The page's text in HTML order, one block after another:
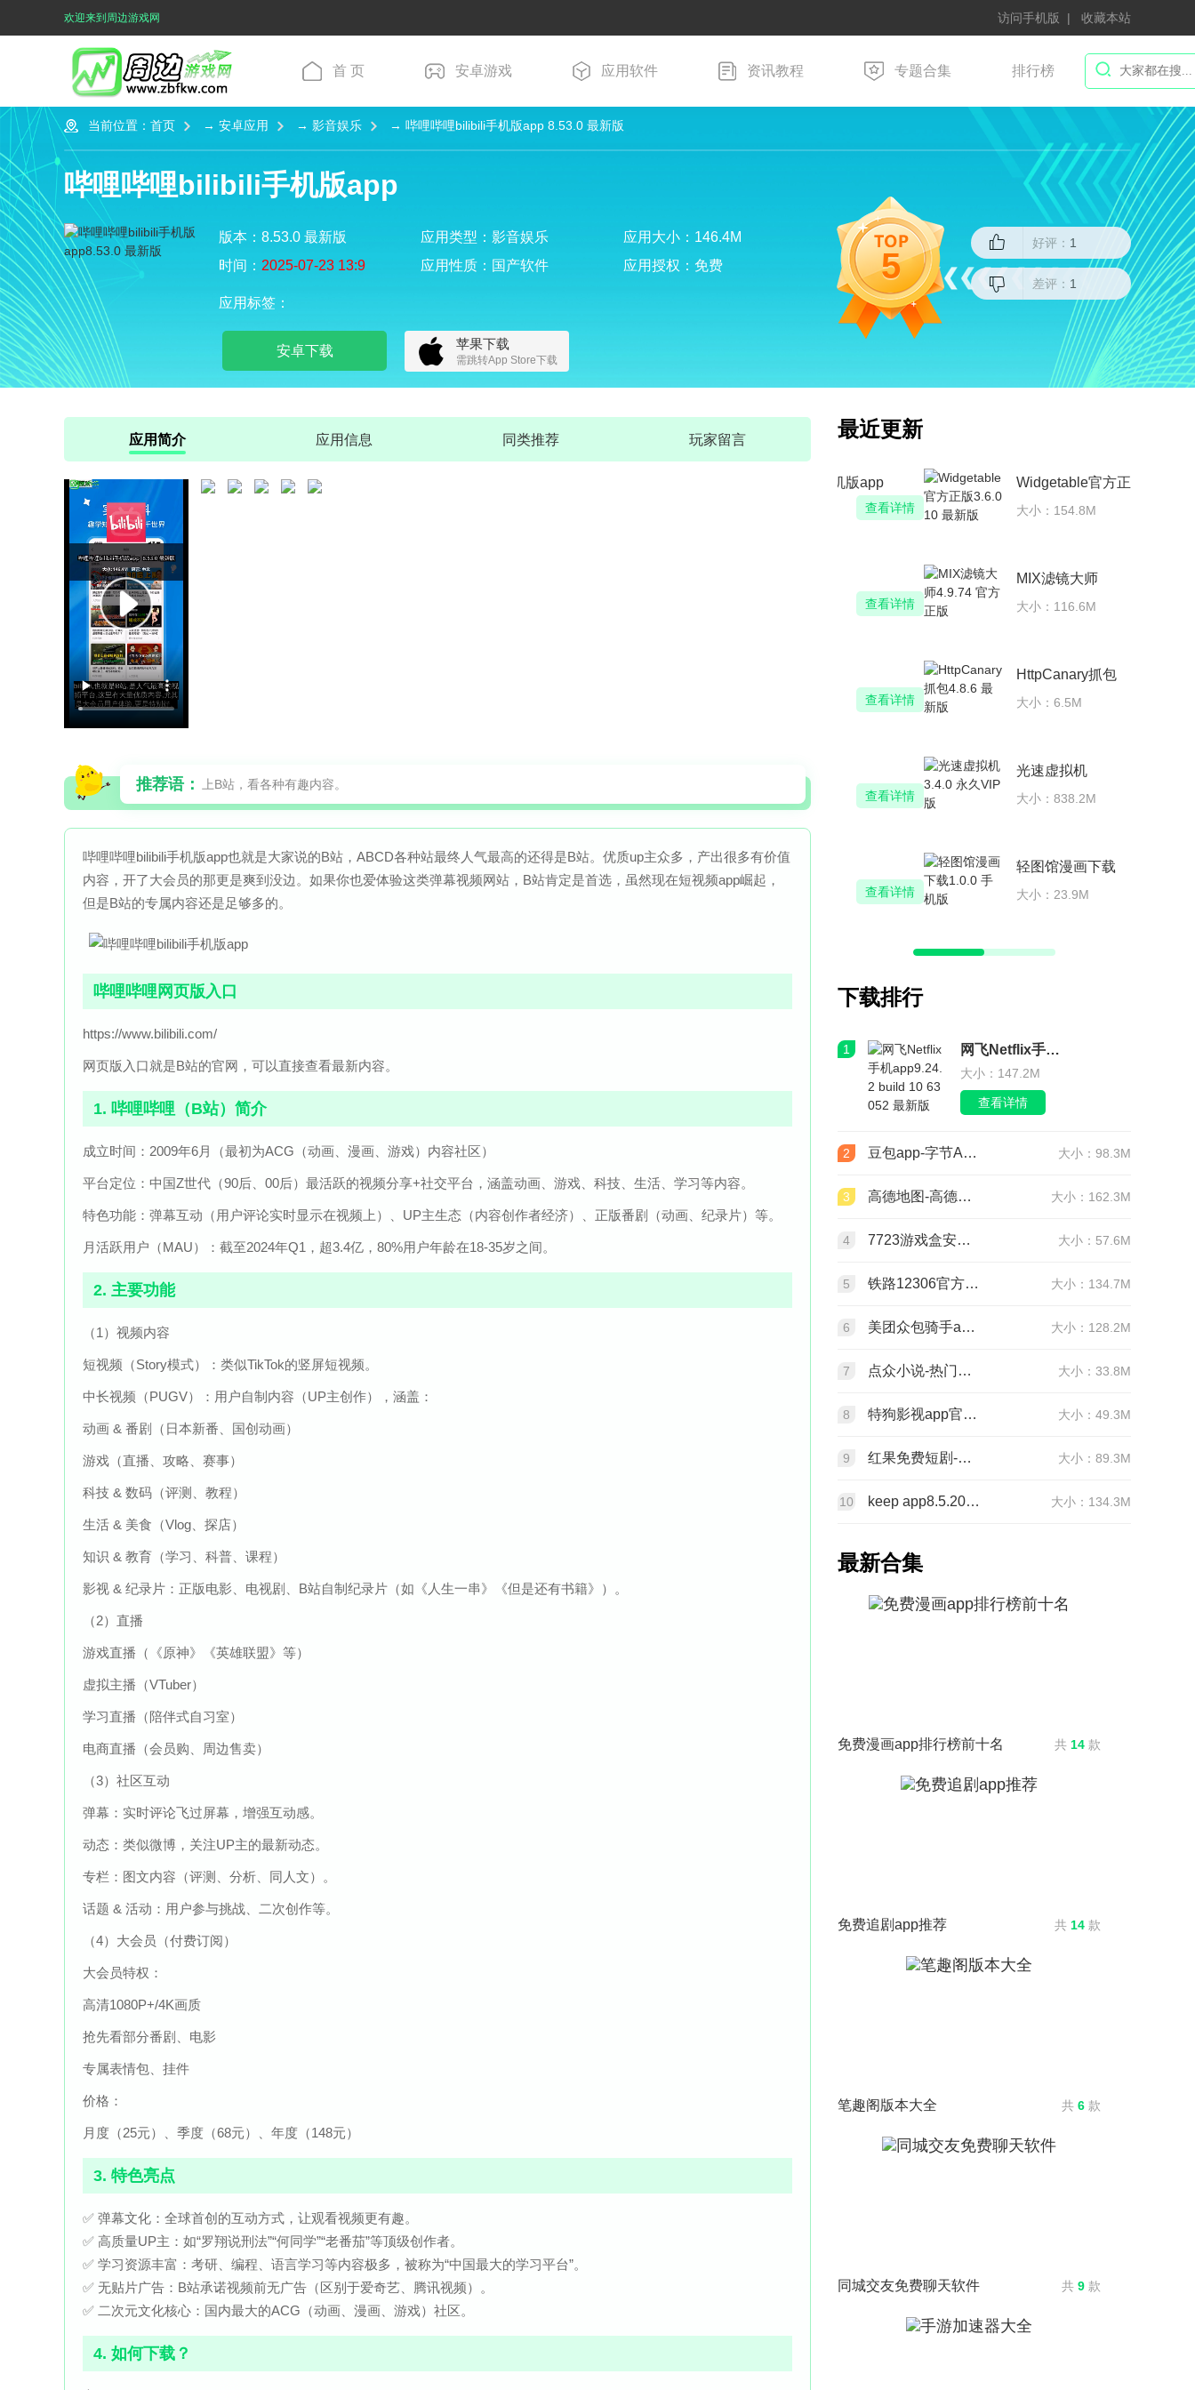
欢迎来到周边游戏网 访问手机版 收藏本站
首 页 安卓游戏 应用软件 资讯教程 专题合集 排行榜
当前位置： 首页 → 安卓应用 → 影音娱乐 → 哔哩哔哩bilibili手机版app 8.53.0 最新版
哔哩哔哩bilibili手机版app
版本：8.53.0 最新版 应用类型：影音娱乐
应用大小：146.4M
时间： 2025-07-23 13:9 应用性质：国产软件 应用授权：免费
应用标签：
安卓下载 苹果下载
需跳转App Store下载
5
好评： 1
差评： 1
应用简介 应用信息 同类推荐 玩家留言
推荐语： 上B站，看各种有趣内容。
哔哩哔哩bilibili手机版app也就是大家说的B站，ABCD各种站最终人气最高的还得是B站。优质up主众多，产出很多有价值
内容，开了大会员的那更是爽到没边。如果你也爱体验这类弹幕视频网站，B站肯定是首选，虽然现在短视频app崛起，
但是B站的专属内容还是足够多的。
哔哩哔哩网页版入口
https://www.bilibili.com/
网页版入口就是B站的官网，可以直接查看最新内容。
1. 哔哩哔哩（B站）简介
成立时间：2009年6月（最初为ACG（动画、漫画、游戏）内容社区）
平台定位：中国Z世代（90后、00后）最活跃的视频分享+社交平台，涵盖动画、游戏、科技、生活、学习等内容。
特色功能：弹幕互动（用户评论实时显示在视频上）、UP主生态（内容创作者经济）、正版番剧（动画、纪录片）等。
月活跃用户（MAU）：截至2024年Q1，超3.4亿，80%用户年龄在18-35岁之间。
2. 主要功能
（1）视频内容
短视频（Story模式）：类似TikTok的竖屏短视频。
中长视频（PUGV）：用户自制内容（UP主创作），涵盖：
动画 & 番剧（日本新番、国创动画）
游戏（直播、攻略、赛事）
科技 & 数码（评测、教程）
生活 & 美食（Vlog、探店）
知识 & 教育（学习、科普、课程）
影视 & 纪录片：正版电影、电视剧、B站自制纪录片（如《人生一串》《但是还有书籍》）。
（2）直播
游戏直播（《原神》《英雄联盟》等）
虚拟主播（VTuber）
学习直播（陪伴式自习室）
电商直播（会员购、周边售卖）
（3）社区互动
弹幕：实时评论飞过屏幕，增强互动感。
动态：类似微博，关注UP主的最新动态。
专栏：图文内容（评测、分析、同人文）。
话题 & 活动：用户参与挑战、二次创作等。
（4）大会员（付费订阅）
大会员特权：
高清1080P+/4K画质
抢先看部分番剧、电影
专属表情包、挂件
价格：
月度（25元）、季度（68元）、年度（148元）
3. 特色亮点
✅ 弹幕文化：全球首创的互动方式，让观看视频更有趣。
✅ 高质量UP主：如“罗翔说刑法”“何同学”“老番茄”等顶级创作者。
✅ 学习资源丰富：考研、编程、语言学习等内容极多，被称为“中国最大的学习平台”。
✅ 无贴片广告：B站承诺视频前无广告（区别于爱奇艺、腾讯视频）。
✅ 二次元文化核心：国内最大的ACG（动画、漫画、游戏）社区。
4. 如何下载？
最近更新
哔哩哔哩bilibili手机版app
大小：146.4M 查看详情
星野下载免费正版
大小：234.8M 查看详情
笔趣书阁红色版
大小：27.6M 查看详情
百度浏览器
大小：77.1M 查看详情
香葱追剧
大小：36.9M 查看详情
下载排行
1 网飞Netflix手机app9.24.2 build 10 63052 最新版
大小：147.2M
查看详情
2 豆包app-字节AI软件9.2.0 大小：98.3M
3 高德地图-高德打车导航公交地铁出行15.18.0.2038 手机版 大小：162.3M
4 7723游戏盒安装5.6.3 官方版 大小：57.6M
5 铁路12306官方订票app5.9.0.8 手机版 大小：134.7M
6 美团众包骑手app12.4.5.6891 官方版 大小：128.2M
7 点众小说-热门全本小说阅读器7.6.1 最新版 大小：33.8M
8 特狗影视app官方正版下载3.2.2 官方免费版 大小：49.3M
9 红果免费短剧-海量热门短剧随心看6.7.7.32 最新版 大小：89.3M
10 keep app8.5.20 最新版 大小：134.3M
最新合集
免费漫画app排行榜前十名 共 14 款
免费追剧app推荐 共 14 款
笔趣阁版本大全 共 6 款
同城交友免费聊天软件 共 9 款